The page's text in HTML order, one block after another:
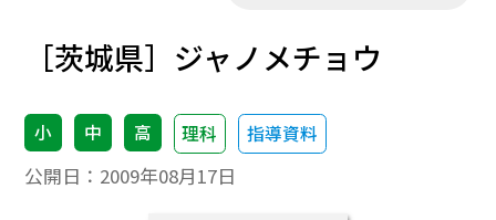
［茨城県］ジャノメチョウ
小 中 高 理科 指導資料
公開日： 2009年08月17日